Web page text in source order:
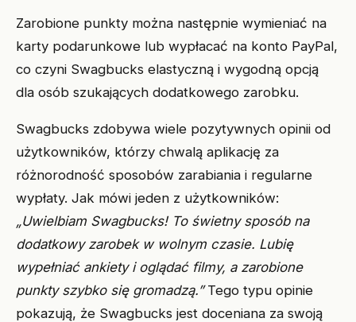
Zarobione punkty można następnie wymieniać na
karty podarunkowe lub wypłacać na konto PayPal,
co czyni Swagbucks elastyczną i wygodną opcją
dla osób szukających dodatkowego zarobku.
Swagbucks zdobywa wiele pozytywnych opinii od
użytkowników, którzy chwalą aplikację za
różnorodność sposobów zarabiania i regularne
wypłaty. Jak mówi jeden z użytkowników:
„Uwielbiam Swagbucks! To świetny sposób na
dodatkowy zarobek w wolnym czasie. Lubię
wypełniać ankiety i oglądać filmy, a zarobione
punkty szybko się gromadzą.”Tego typu opinie
pokazują, że Swagbucks jest doceniana za swoją